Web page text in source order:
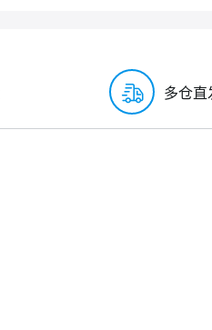
多仓直